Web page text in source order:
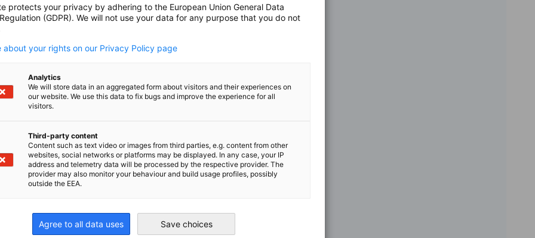
um Ihre Anmeldung zu bestätigen.
aufgenommen und über unsere
an alle Mitglieder der German
sowie über die sozialen Medien.
bei uns anfragen; wir stellen anschließend
protects your privacy by adhering to the European Union General Data
(GDPR). We will not use your data for any purpose that you do not
about your rights on our Privacy Policy page
Analytics
We will store data in an aggregated form about visitors and their experiences on
our website. We use this data to fix bugs and improve the experience for all
visitors.
Third-party content
Content such as text video or images from third parties, e.g. content from other
websites, social networks or platforms may be displayed. In any case, your IP
address and telemetry data will be processed by the respective provider. The
provider may also monitor your behaviour and build usage profiles, possibly
outside the EEA.
Agree to all data uses Save choices